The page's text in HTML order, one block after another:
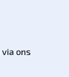
ons